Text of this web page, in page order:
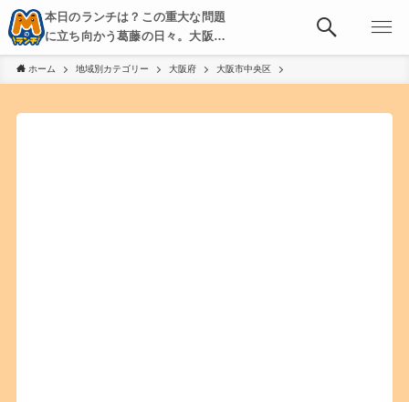
本日のランチは？この重大な問題
に立ち向かう葛藤の日々。大阪・
京都・神戸を中心とした食べ歩
き、飲み歩きを綴る。
ホーム 地域別カテゴリー 大阪府 大阪市中央区